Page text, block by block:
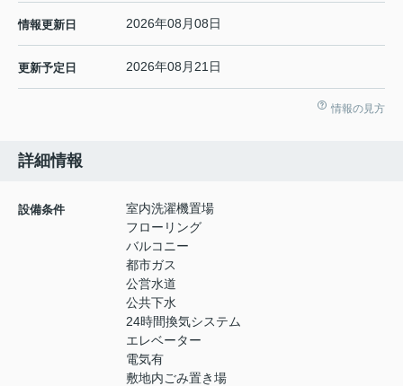
情報更新日 2026年08月08日
更新予定日 2026年08月21日
情報の見方
詳細情報
設備条件
室内洗濯機置場
フローリング
バルコニー
都市ガス
公営水道
公共下水
24時間換気システム
エレベーター
電気有
敷地内ごみ置き場